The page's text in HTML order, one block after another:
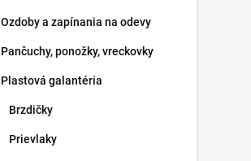
Ozdoby a zapínania na odevy
Pančuchy, ponožky, vreckovky
Plastová galantéria
Brzdičky
Prievlaky